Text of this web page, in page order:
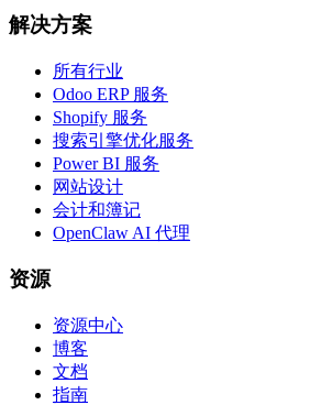
解决方案
所有行业
Odoo ERP 服务
Shopify 服务
搜索引擎优化服务
Power BI 服务
网站设计
会计和簿记
OpenClaw AI 代理
资源
资源中心
博客
文档
指南